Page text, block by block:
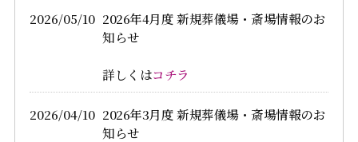
2026/05/10 2026年4月度 新規葬儀場・斎場情報のお
知らせ
詳しくはコチラ
2026/04/10 2026年3月度 新規葬儀場・斎場情報のお
知らせ